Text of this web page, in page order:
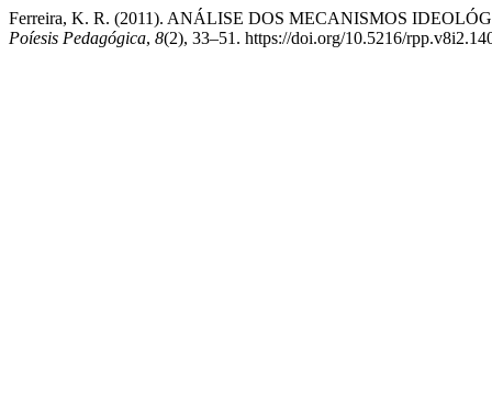
Ferreira, K. R. (2011). ANÁLISE DOS MECANISMOS
Poíesis Pedagógica, 8(2), 33–51. https://doi.org/10.5216/